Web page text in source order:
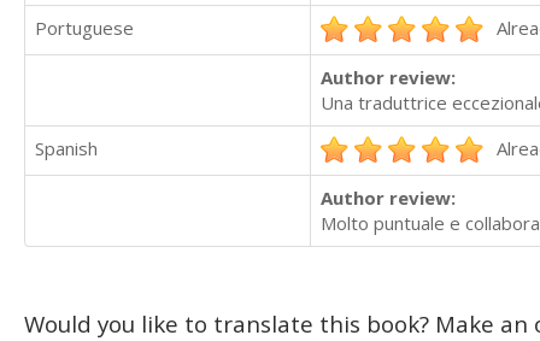
Portuguese
Author review:
Una traduttrice
Spanish
Author review:
Molto puntuale e
Would you like to translate this book? Make